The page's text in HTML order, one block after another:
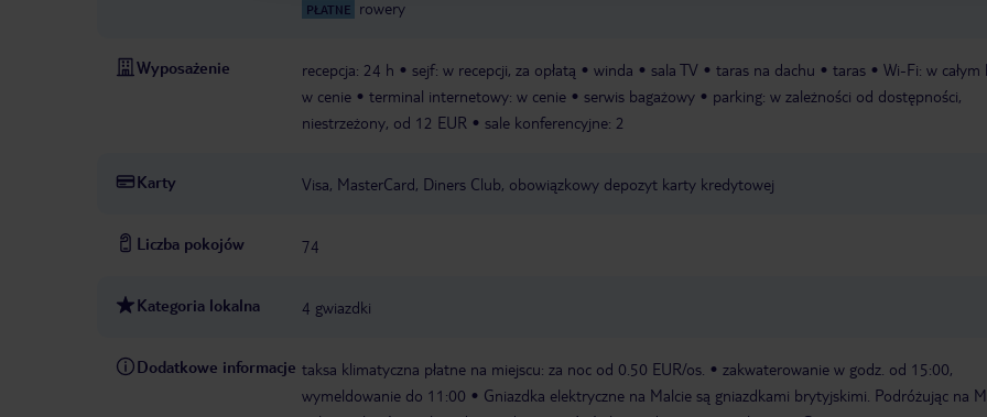
PŁATNE rowery
Wyposażenie recepcja: 24 h sejf: w recepcji, za opłatą winda sala TV taras na dachu taras
Wi-Fi: w całym
w cenie
terminal internetowy: w cenie serwis bagażowy
parking: w zależności od dostępności,
niestrzeżony, od 12 EUR
sale konferencyjne: 2
Karty Visa, MasterCard, Diners Club, obowiązkowy depozyt karty kredytowej
Liczba pokojów 74
Kategoria lokalna 4 gwiazdki
Dodatkowe informacje taksa klimatyczna płatne na miejscu: za noc od 0.50 EUR/os.
zakwaterowanie w godz. od 15:00,
wymeldowanie do 11:00
Gniazdka elektryczne na Malcie są gniazdkami brytyjskimi. Podróżując na